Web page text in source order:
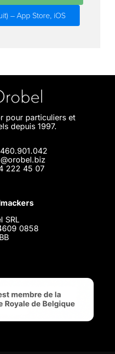
– App Store, iOS
pour particuliers et
depuis 1997.
222 45 07
SRL
0858